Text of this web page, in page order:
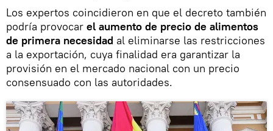
Los expertos coincidieron en que el decreto también
podría provocar el aumento de precio de alimentos
de primera necesidad al eliminarse las restricciones
a la exportación, cuya finalidad era garantizar la
provisión en el mercado nacional con un precio
consensuado con las autoridades.